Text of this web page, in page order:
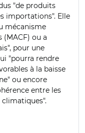
"de produits
importations". Elle
mécanisme
(MACF) ou a
pour une
"pourra rendre
à la baisse
ou encore
entre les